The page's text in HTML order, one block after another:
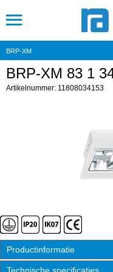
BRP-XM
BRP-XM 83 1
Artikelnummer: 11808034153
Productinformatie